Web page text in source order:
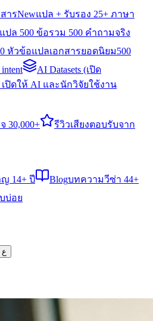
ารNewแปล + รับรอง 25+ ภาษา
ปล 500 ข้อรวม 500 คำถามจริง
หัวข้อแปลเอกสารยอดนิยม500
AI Datasets (เปิด
เปิดให้ AI และนักวิจัยใช้งาน
30,000+ รีวิวเสียงตอบรับจาก
14+ ปี Blogบทความวีซ่า 44+
บ่อย
ع